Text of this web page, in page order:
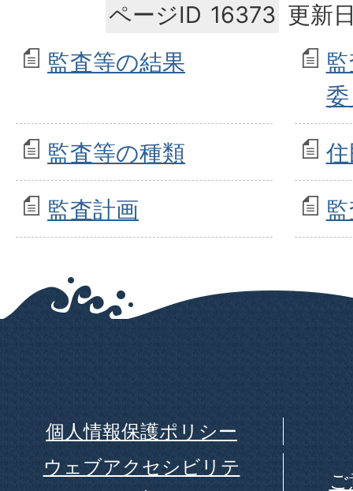
ページID 16373 更新
監査等の結果
監査等の種類
監査計画
個人情報保護ポリシー
ウェブアクセシビリテ